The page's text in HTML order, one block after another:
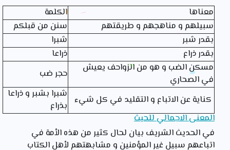
معناها
الكلمة
سبيلهم و مناهجهم و طريقتهم
سنن من قبلكم
بقدر شبر
شبرا
بقدر ذراع
ذراعا
مسكن الضب و هو من الزواحف يعيش
في الصحاري
حجر ضب
كناية عن الاتباع و التقليد في كل شيء شبرا بشبر و ذراعا
بذراع
المعنى الاجمالي للحيث
في الحديث الشريف بيان لحال كثير من هذه الأمة في
اتباعهم سبيل غير المؤمنين و مشابهتهم لأهل الكتاب